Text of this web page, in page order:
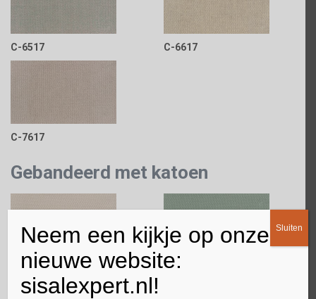
C-6517 C-6617
C-7617
Gebandeerd met katoen
K-12 K-15
Neem een kijkje op onze
nieuwe website:
sisalexpert.nl!
Sluiten